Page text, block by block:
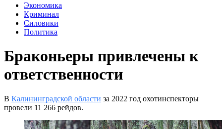
Экономика
Криминал
Силовики
Политика
Браконьеры привлечены к
ответственности
В Калининградской области за 2022 год охотинспекторы
провели 11 266 рейдов.